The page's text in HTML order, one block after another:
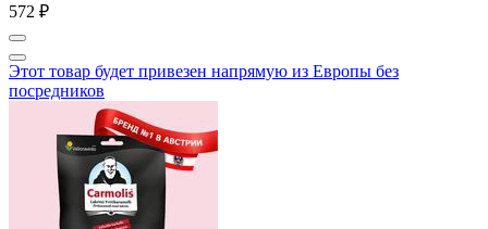
572 ₽
Этот товар будет привезен напрямую из Европы без
посредников